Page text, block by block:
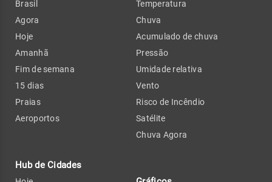
Brasil
Agora
Hoje
Amanhã
Fim de semana
15 dias
Praias
Aeroportos
Hub de Cidades
Temperatura
Chuva
Acumulado de chuva
Pressão
Umidade relativa
Vento
Risco de Incêndio
Satélite
Chuva Agora